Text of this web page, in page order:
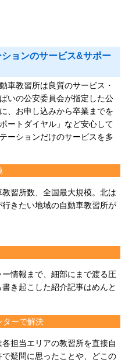
ョンのサービス&サポー
車教習所は良質のサービス・
いの公安委員会が指定した公
、お申し込みから卒業までを
ートダイヤル」など安心して
ーションだけのサービスを多
習所数、全国最大規模。北は
きたい地域の自動車教習所が
情報まで、細部にまで渡る圧
き起こした紹介記事はめんと
ターで解決
担当エリアの教習所を直接自
疑問に思ったことや、どこの